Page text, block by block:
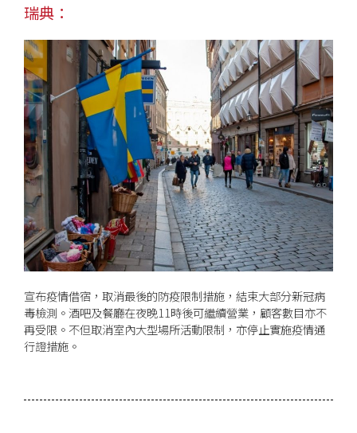
瑞典：
宣布疫情借宿，取消最後的防疫限制措施，結束大部分新冠病
毒檢測。酒吧及餐廳在夜晚11時後可繼續營業，顧客數目亦不
再受限。不但取消室內大型場所活動限制，亦停止實施疫情通
行證措施。